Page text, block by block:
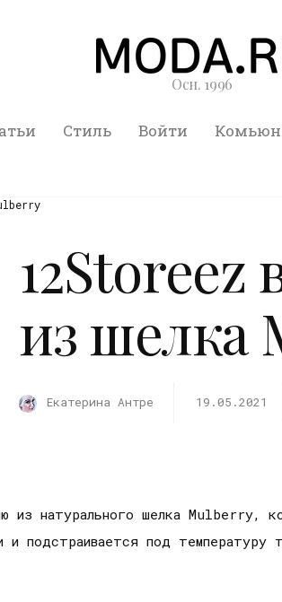
Осн. 1996
Стиль Войти
12Storeez
из шелка
Екатерина Антре 19.05.2021
из натурального шелка Mulberry,
и подстраивается под